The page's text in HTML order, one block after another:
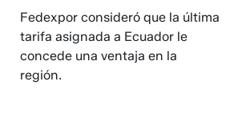
Fedexpor consideró que la última
tarifa asignada a Ecuador le
concede una ventaja en la
región.